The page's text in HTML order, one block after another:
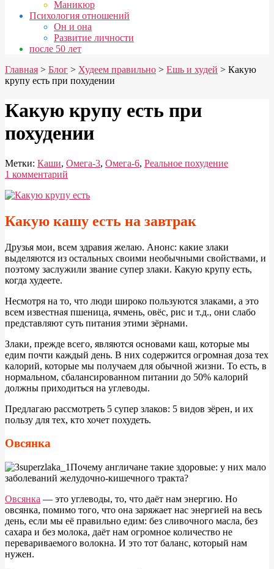
Маникюр
Психология отношений
Он и она
Развитие личности
после 50 лет
Главная > Блог > Худеем правильно > Ешь и худей > Какую
крупу есть при похудении
Какую крупу есть при
похудении
Метки: Каши, Омега-3, Омега-6, Реальное похудение
1 комментарий
крупу
есть
при
похудении
Какую кашу есть на завтрак
Друзья мои, всем здравия желаю. Анонс: какие злаки
выделяются из остальных своими необычными свойствами, и
поэтому заслужили звание супер злаки. Какую крупу есть,
когда худеете.
Несмотря на то, что люди широко пользуются злаками, а это
всем известная пшеница, ячмень, овёс, рис и т.д., они слабо
представляют суть питания этими зёрнами.
Злаки, прежде всего, являются основами каш, которые мы
едим почти каждый день. В них содержится огромная доза тех
калорий, которые мы получаем для обычной жизни. То есть, в
нормальном, сбалансированном питании до 50% калорий
должны приходиться на углеводы.
Предлагаю рассмотреть 5 супер злаков: 5 видов зёрен, и их
пользу для тех, кто хочет похудеть.
Овсянка
Почему англичане такие здоровые: у них мало
заболеваний желудочно-кишечного тракта?
Овсянка — это углеводы, то, что даёт нам энергию. Но
овсянка, помимо того, что она заряжает нас энергией на весь
день, если мы её правильно едим: без сливочного масла, без
сахара и без молока, даёт нам огромное количество не
перевариваемого волокна. И это тот баланс, который нам
нужен.